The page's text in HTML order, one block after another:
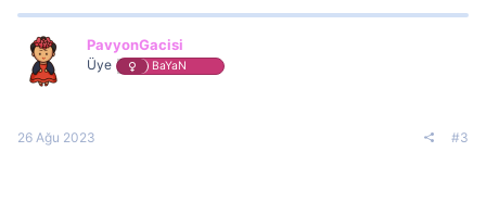
PavyonGacisi
Üye BaYaN
26 Ağu 2023 #3